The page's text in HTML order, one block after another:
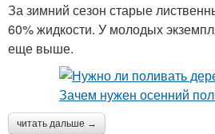
За зимний сезон старые
60% жидкости. У молодых
еще выше.
читать дальше →